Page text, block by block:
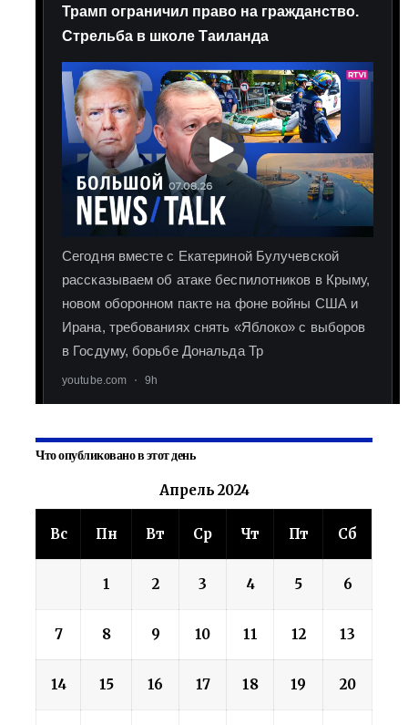
Что опубликовано в этот день
Апрель 2024
Вс Пн Вт Ср Чт Пт Сб
1 2 3 4 5 6
7 8 9 10 11 12 13
14 15 16 17 18 19 20